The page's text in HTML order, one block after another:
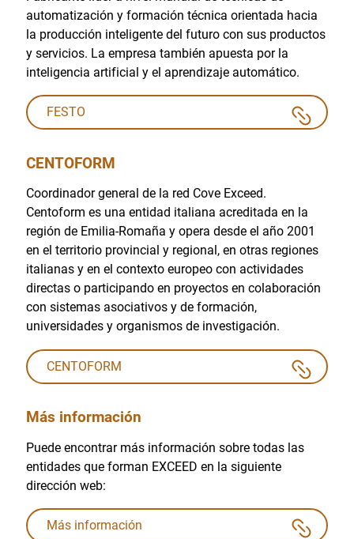
automatización y formación técnica orientada hacia
la producción inteligente del futuro con sus productos
y servicios. La empresa también apuesta por la
inteligencia artificial y el aprendizaje automático.
FESTO
CENTOFORM
Coordinador general de la red Cove Exceed.
Centoform es una entidad italiana acreditada en la
región de Emilia-Romaña y opera desde el año 2001
en el territorio provincial y regional, en otras regiones
italianas y en el contexto europeo con actividades
directas o participando en proyectos en colaboración
con sistemas asociativos y de formación,
universidades y organismos de investigación.
CENTOFORM
Más información
Puede encontrar más información sobre todas las
entidades que forman EXCEED en la siguiente
dirección web:
Más información